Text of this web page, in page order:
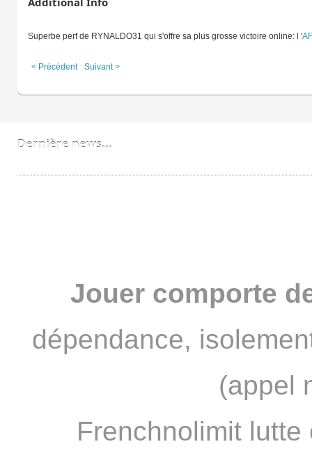
Superbe perf de RYNALDO31 qui s'offre sa plus grosse victoire online: l '
< Précédent Suivant >
Dernière news...
Jouer comporte
dépendance,
(appel
Frenchnolimit